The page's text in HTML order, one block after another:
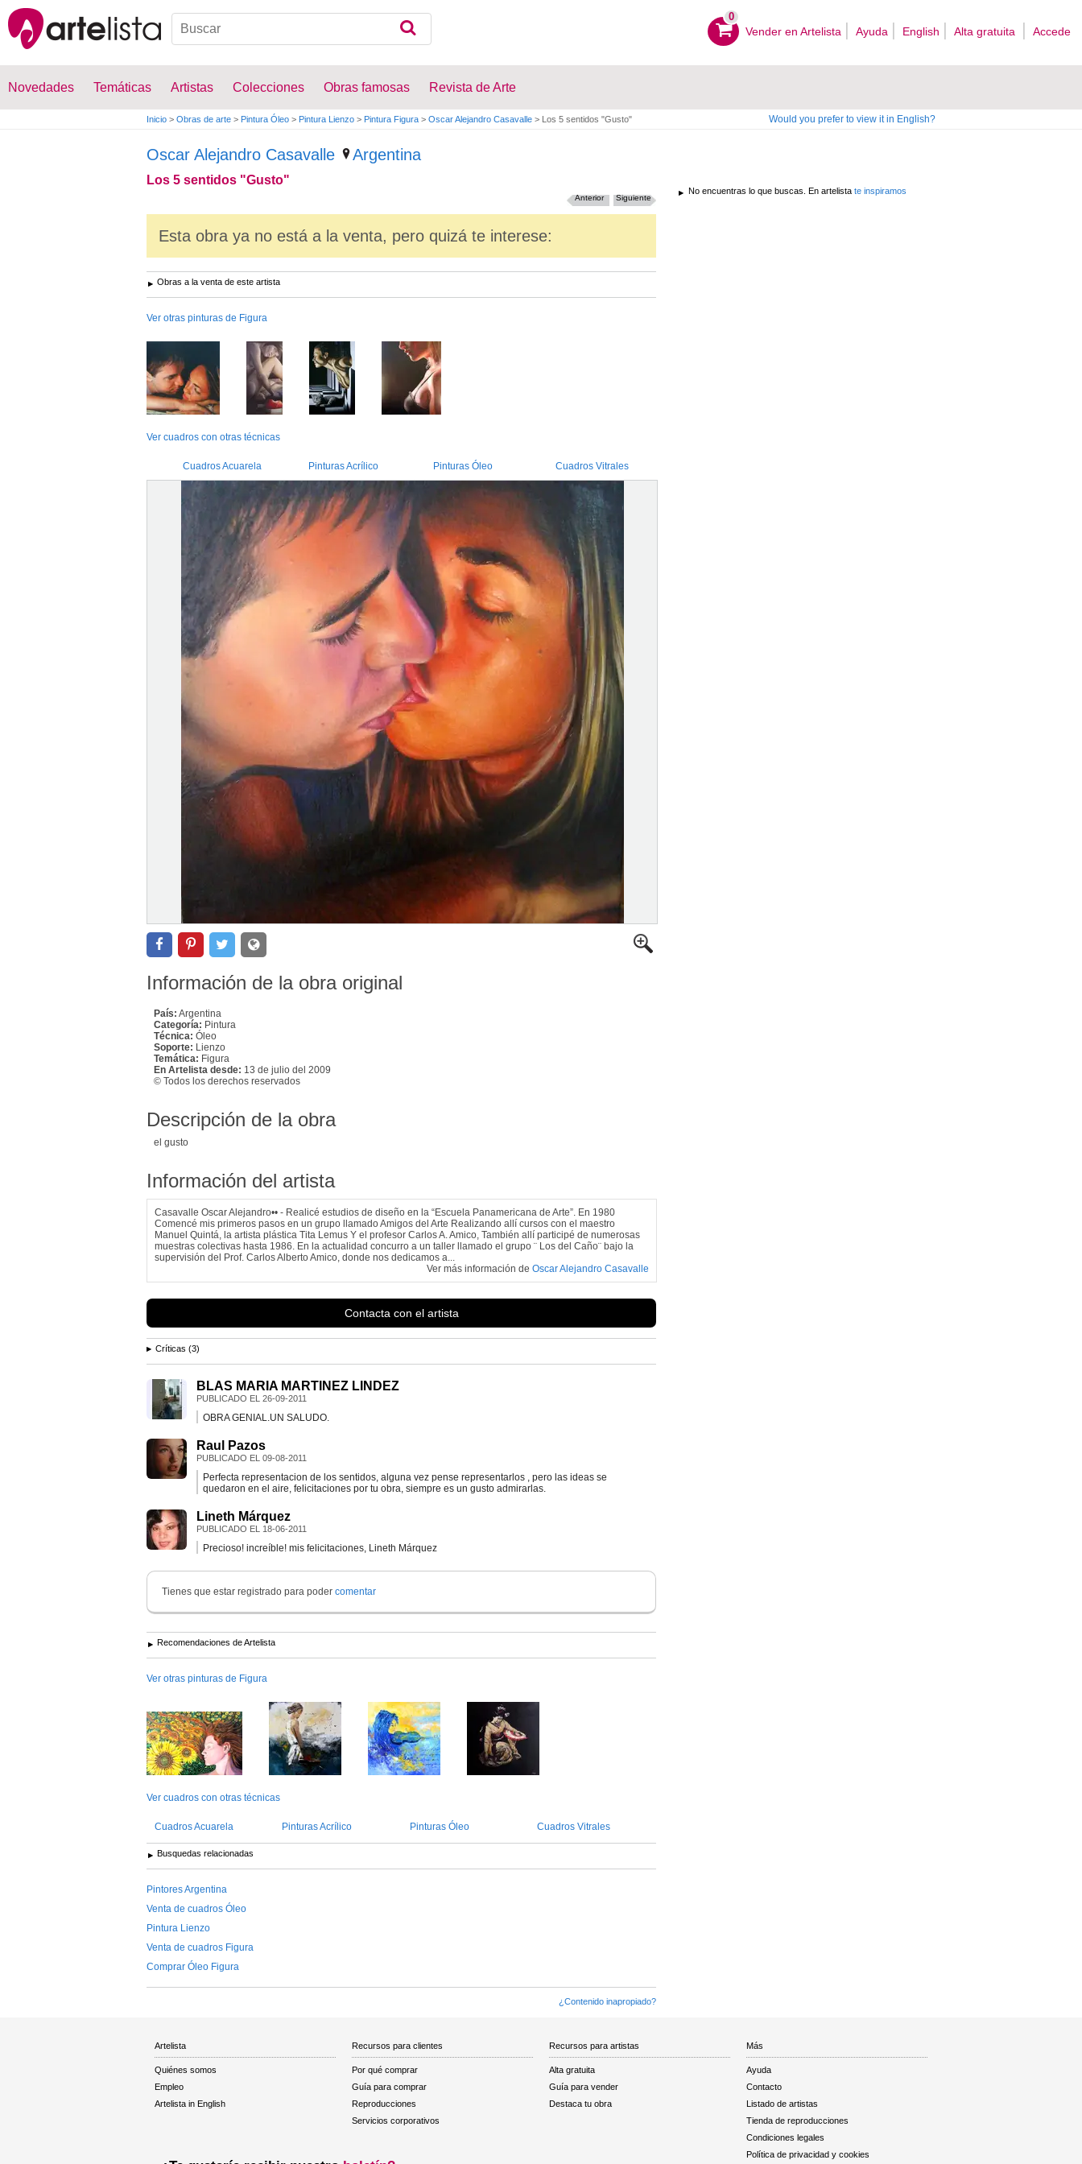
0
Vender en Artelista Ayuda English Alta gratuita Accede
Novedades Temáticas Artistas Colecciones Obras famosas Revista de Arte
Inicio > Obras de arte > Pintura Óleo > Pintura Lienzo > Pintura Figura > Oscar Alejandro Casavalle > Los 5 sentidos "Gusto" Would you prefer to view it in English?
Oscar Alejandro Casavalle Argentina
Los 5 sentidos "Gusto"
Siguiente
Anterior
Esta obra ya no está a la venta, pero quizá te interese:
Obras a la venta de este artista
Ver otras pinturas de Figura
Ver cuadros con otras técnicas
Cuadros Acuarela Pinturas Acrílico Pinturas Óleo Cuadros Vitrales
Información de la obra original
País: Argentina
Categoría: Pintura
Técnica: Óleo
Soporte: Lienzo
Temática: Figura
En Artelista desde: 13 de julio del 2009
© Todos los derechos reservados
Descripción de la obra
el gusto
Información del artista
Casavalle Oscar Alejandro•• - Realicé estudios de diseño en la “Escuela Panamericana de Arte”. En 1980
Comencé mis primeros pasos en un grupo llamado Amigos del Arte Realizando allí cursos con el maestro
Manuel Quintá, la artista plástica Tita Lemus Y el profesor Carlos A. Amico, También allí participé de numerosas
muestras colectivas hasta 1986. En la actualidad concurro a un taller llamado el grupo ¨ Los del Caño¨ bajo la
supervisión del Prof. Carlos Alberto Amico, donde nos dedicamos a...
Ver más información de Oscar Alejandro Casavalle
Contacta con el artista
Críticas (3)
BLAS MARIA MARTINEZ LINDEZ
PUBLICADO EL 26-09-2011
OBRA GENIAL.UN SALUDO.
Raul Pazos
PUBLICADO EL 09-08-2011
Perfecta representacion de los sentidos, alguna vez pense representarlos , pero las ideas se
quedaron en el aire, felicitaciones por tu obra, siempre es un gusto admirarlas.
Lineth Márquez
PUBLICADO EL 18-06-2011
Precioso! increíble! mis felicitaciones, Lineth Márquez
Tienes que estar registrado para poder comentar
Recomendaciones de Artelista
Ver otras pinturas de Figura
Ver cuadros con otras técnicas
Cuadros Acuarela Pinturas Acrílico Pinturas Óleo Cuadros Vitrales
Busquedas relacionadas
Pintores Argentina
Venta de cuadros Óleo
Pintura Lienzo
Venta de cuadros Figura
Comprar Óleo Figura
¿Contenido inapropiado?
No encuentras lo que buscas. En artelista te inspiramos
Artelista
Quiénes somos
Empleo
Artelista in English
Recursos para clientes
Por qué comprar
Guía para comprar
Reproducciones
Servicios corporativos
Recursos para artistas
Alta gratuita
Guía para vender
Destaca tu obra
Más
Ayuda
Contacto
Listado de artistas
Tienda de reproducciones
Condiciones legales
Política de privacidad y cookies